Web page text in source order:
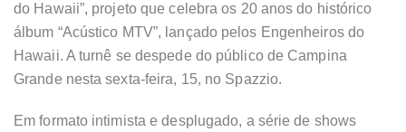
do Hawaii”, projeto que celebra os 20 anos do histórico
álbum “Acústico MTV”, lançado pelos Engenheiros do
Hawaii. A turnê se despede do público de Campina
Grande nesta sexta-feira, 15, no Spazzio.
Em formato intimista e desplugado, a série de shows